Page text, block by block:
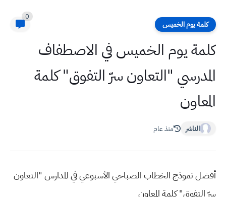
كلمة يوم الخميس
0
كلمة يوم الخميس في الاصطفاف
المدرسي "التعاون سرّ التفوق" كلمة
المعاون
الناشر منذ عام
أفضل نموذج الخطاب الصباحي الأسبوعي في المدارس "التعاون
سرّ التفوق" كلمة المعاون